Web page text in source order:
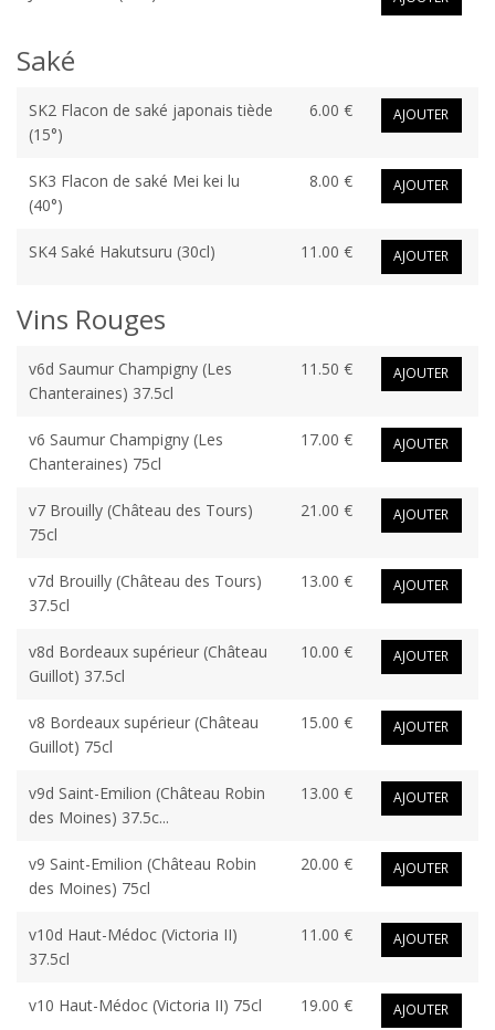
Saké
SK2 Flacon de saké japonais tiède
(15°)
6.00 € AJOUTER
SK3 Flacon de saké Mei kei lu
(40°)
8.00 € AJOUTER
SK4 Saké Hakutsuru (30cl) 11.00 € AJOUTER
Vins Rouges
v6d Saumur Champigny (Les
Chanteraines) 37.5cl
11.50 € AJOUTER
v6 Saumur Champigny (Les
Chanteraines) 75cl
17.00 € AJOUTER
v7 Brouilly (Château des Tours)
75cl
21.00 € AJOUTER
v7d Brouilly (Château des Tours)
37.5cl
13.00 € AJOUTER
v8d Bordeaux supérieur (Château
Guillot) 37.5cl
10.00 € AJOUTER
v8 Bordeaux supérieur (Château
Guillot) 75cl
15.00 € AJOUTER
v9d Saint-Emilion (Château Robin
des Moines) 37.5c...
13.00 € AJOUTER
v9 Saint-Emilion (Château Robin
des Moines) 75cl
20.00 € AJOUTER
v10d Haut-Médoc (Victoria II)
37.5cl
11.00 € AJOUTER
v10 Haut-Médoc (Victoria II) 75cl 19.00 € AJOUTER